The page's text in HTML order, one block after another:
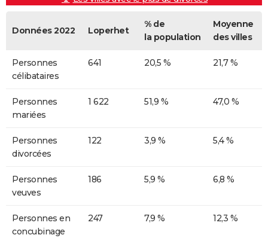
Données 2022 Loperhet
% de
la population
Moyenne
des villes
Personnes
célibataires
641 20,5 % 21,7 %
Personnes
mariées
1 622 51,9 % 47,0 %
Personnes
divorcées
122 3,9 % 5,4 %
Personnes
veuves
186 5,9 % 6,8 %
Personnes en
concubinage
247 7,9 % 12,3 %